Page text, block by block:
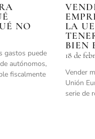
NO
gastos puede
autónomos,
fiscalmente
LA
BIEN
18 de
Vender
Unión
serie de